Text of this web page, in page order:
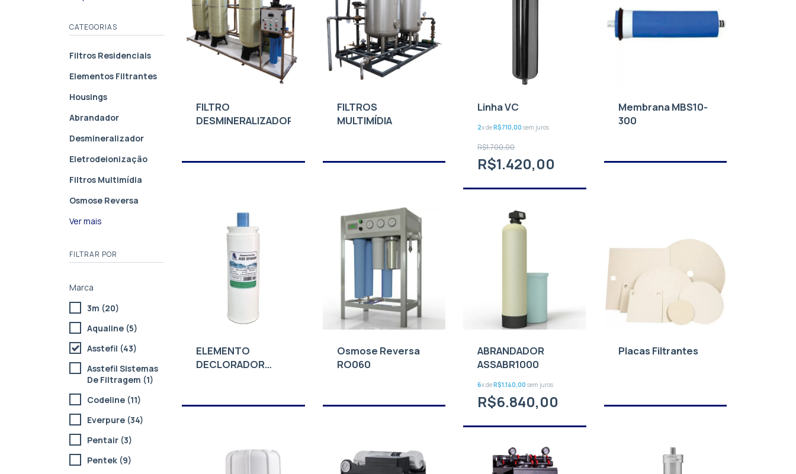
CATEGORIAS
Filtros Residenciais
Elementos Filtrantes
Housings
Abrandador
Desmineralizador
Eletrodeionização
Filtros Multimídia
Osmose Reversa
Ver mais
FILTRAR POR
Marca
3m (20)
Aqualine (5)
Asstefil (43)
Asstefil Sistemas
De Filtragem (1)
Codeline (11)
Everpure (34)
Pentair (3)
Pentek (9)
FILTRO
DESMINERALIZADOR
FILTROS
MULTIMÍDIA
Linha VC
2x deR$710,00 sem juros
R$1.700,00
R$1.420,00
Membrana MBS10-
300
ELEMENTO
DECLORADOR
Osmose Reversa
RO060
ABRANDADOR
ASSABR1000
6x deR$1.140,00 sem juros
R$6.840,00
Placas Filtrantes